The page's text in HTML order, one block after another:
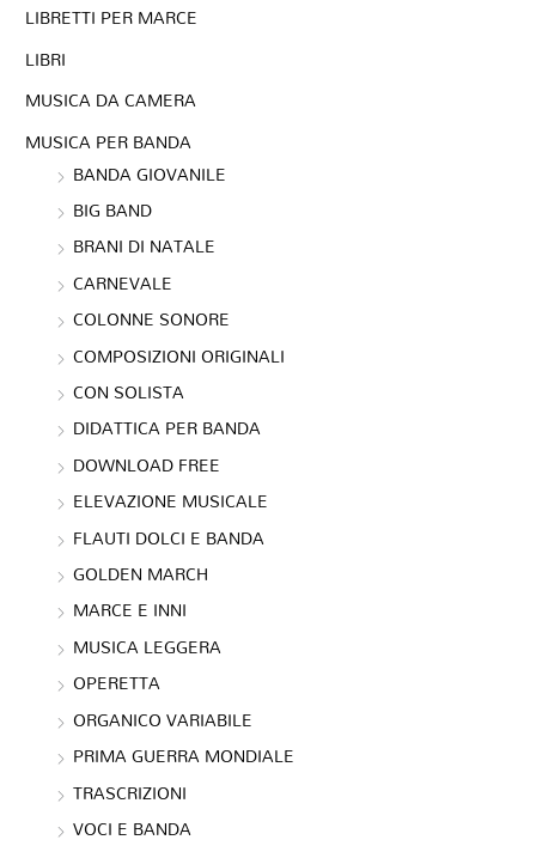
LIBRETTI PER MARCE
LIBRI
MUSICA DA CAMERA
MUSICA PER BANDA
BANDA GIOVANILE
BIG BAND
BRANI DI NATALE
CARNEVALE
COLONNE SONORE
COMPOSIZIONI ORIGINALI
CON SOLISTA
DIDATTICA PER BANDA
DOWNLOAD FREE
ELEVAZIONE MUSICALE
FLAUTI DOLCI E BANDA
GOLDEN MARCH
MARCE E INNI
MUSICA LEGGERA
OPERETTA
ORGANICO VARIABILE
PRIMA GUERRA MONDIALE
TRASCRIZIONI
VOCI E BANDA